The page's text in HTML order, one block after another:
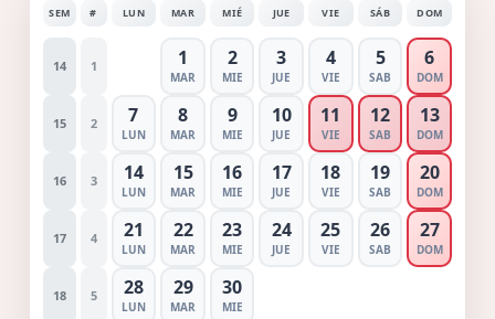
SEM # LUN MAR MIÉ JUE VIE SÁB DOM
14 1 1
MAR
2
MIE
3
JUE
4
VIE
5
SAB
6
DOM
15 2 7
LUN
8
MAR
9
MIE
10
JUE
11
VIE
12
SAB
13
DOM
16 3 14
LUN
15
MAR
16
MIE
17
JUE
18
VIE
19
SAB
20
DOM
17 4 21
LUN
22
MAR
23
MIE
24
JUE
25
VIE
26
SAB
27
DOM
18 5 28
LUN
29
MAR
30
MIE